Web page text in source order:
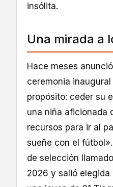
insólita.
Una mirada a
Hace meses
ceremonia
propósito: ceder su
una niña aficionada
recursos para ir al
sueñe con el
de selección
2026 y salió elegida